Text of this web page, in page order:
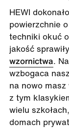
HEWI
powierzchnie
techniki okuć
jakość
wzornictwa.
wzbogaca
na nowo
z tym
wielu
domach